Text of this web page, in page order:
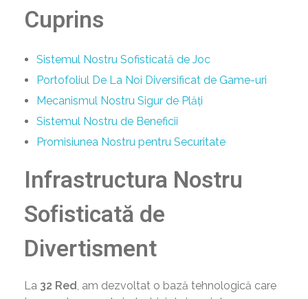
Cuprins
Sistemul Nostru Sofisticată de Joc
Portofoliul De La Noi Diversificat de Game-uri
Mecanismul Nostru Sigur de Plăți
Sistemul Nostru de Beneficii
Promisiunea Nostru pentru Securitate
Infrastructura Nostru
Sofisticată de
Divertisment
La 32 Red, am dezvoltat o bază tehnologică care